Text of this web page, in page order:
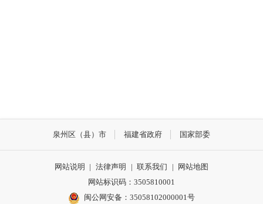
泉州区（县）市 福建省政府 国家部委
网站说明 | 法律声明 | 联系我们 |
网站地图
网站标识码：3505810001
闽公网安备：35058102000001号